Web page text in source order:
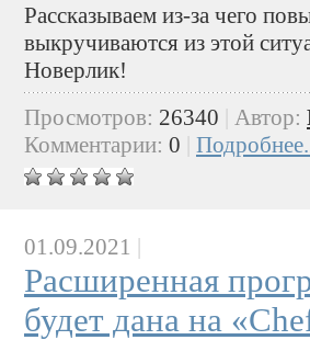
Рассказываем из-за чего
выкручиваются из этой
Новерлик!
Просмотров: 26340 Автор:
Комментарии: 0
01.09.2021 |
Расширенная
будет дана на